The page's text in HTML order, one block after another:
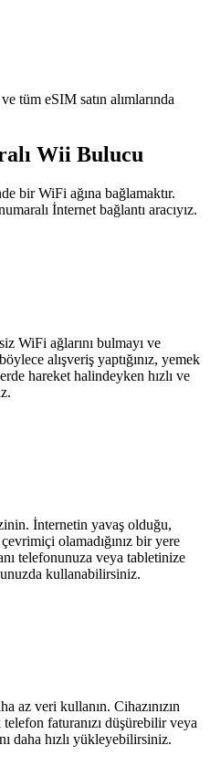
tüm eSIM satın alımlarında
Wii Bulucu
bir WiFi ağına bağlamaktır.
İnternet bağlantı aracıyız.
WiFi ağlarını bulmayı ve
alışveriş yaptığınız, yemek
hareket halindeyken hızlı ve
İnternetin yavaş olduğu,
olamadığınız bir yere
telefonunuza veya tabletinize
kullanabilirsiniz.
az veri kullanın. Cihazınızın
telefon faturanızı düşürebilir veya
daha hızlı yükleyebilirsiniz.